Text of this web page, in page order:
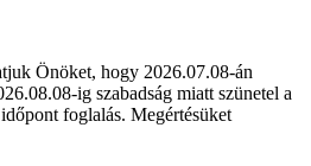
Önöket, hogy 2026.07.08-án
ig szabadság miatt szünetel a
foglalás. Megértésüket